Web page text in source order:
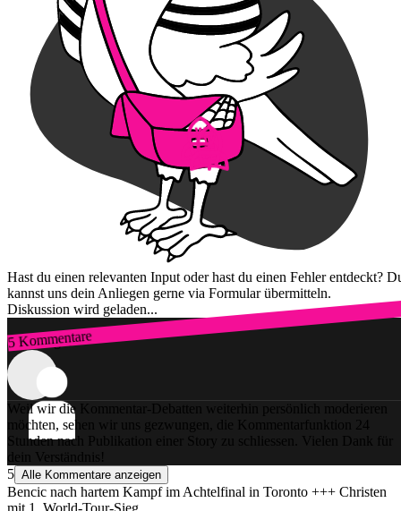
Hast du einen relevanten Input oder hast du einen Fehler entdeckt?
kannst uns dein Anliegen gerne via Formular übermitteln.
Diskussion wird geladen...
5 Kommentare
Zum Login
Weil wir die Kommentar-Debatten weiterhin persönlich moderieren
möchten, sehen wir uns gezwungen, die Kommentarfunktion 24
Stunden nach Publikation einer Story zu schliessen. Vielen Dank für
dein Verständnis!
5 Alle Kommentare anzeigen
Bencic nach hartem Kampf im Achtelfinal in Toronto +++ Christen
mit 1. World-Tour-Sieg